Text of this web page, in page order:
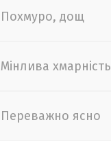
Похмуро, дощ
Мінлива хмарність
Переважно ясно